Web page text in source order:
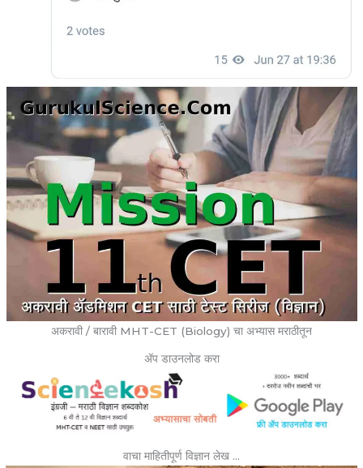
अकरावी / बारावी MHT-CET (Biology) चा अभ्यास मराठीतून
ॲप डाउनलोड करा
वाचा माहितीपूर्ण विज्ञान लेख …